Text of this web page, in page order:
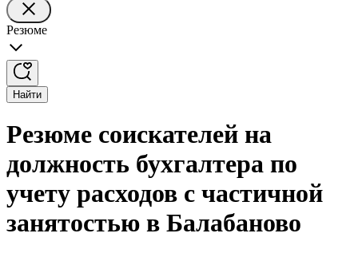
Резюме
Найти
Резюме соискателей на
должность бухгалтера по
учету расходов с частичной
занятостью в Балабаново